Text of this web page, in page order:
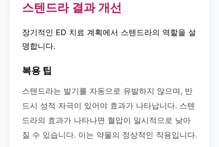
스텐드라 결과 개선
장기적인 ED 치료 계획에서 스텐드라의 역할을 설
명합니다.
복용 팁
스텐드라는 발기를 자동으로 유발하지 않으며, 반
드시 성적 자극이 있어야 효과가 나타납니다. 스텐
드라의 효과가 나타나면 혈압이 일시적으로 낮아
질 수 있습니다. 이는 약물의 정상적인 작용입니다.